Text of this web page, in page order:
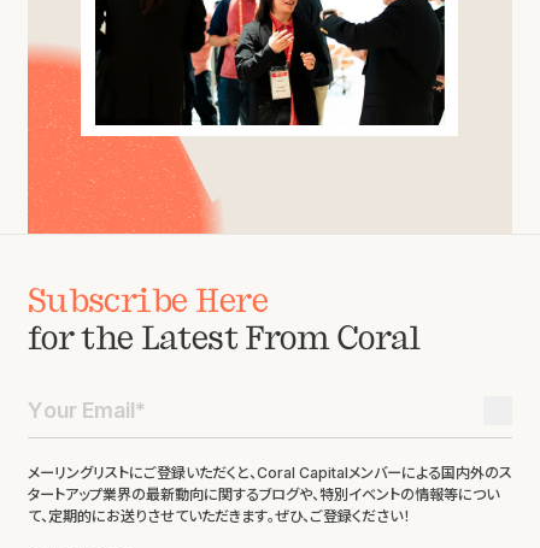
Subscribe Here
for the Latest From Coral
メーリングリストにご登録いただくと、Coral Capitalメンバーによる国内外のス
タートアップ業界の最新動向に関するブログや、特別イベントの情報等につい
て、定期的にお送りさせていただきます。ぜひ、ご登録ください！